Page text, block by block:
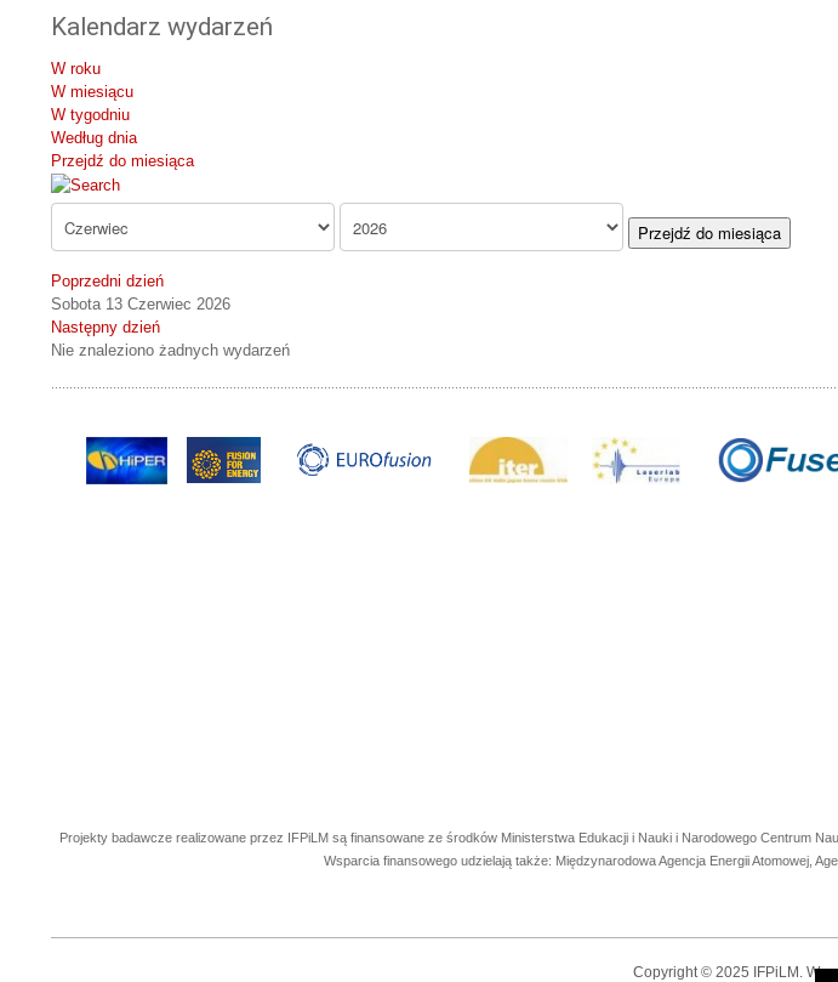
Kalendarz wydarzeń
W roku
W miesiącu
W tygodniu
Według dnia
Przejdź do miesiąca
Przejdź do miesiąca
Poprzedni dzień
Sobota 13 Czerwiec 2026
Następny dzień
Nie znaleziono żadnych wydarzeń
Projekty badawcze realizowane przez IFPiLM są finansowane ze środków Ministerstwa Edukacji i Nauki i Narodowego Centrum
Wsparcia finansowego udzielają także: Międzynarodowa Agencja Energii Atomowej,
Copyright © 2025 IFPiLM.